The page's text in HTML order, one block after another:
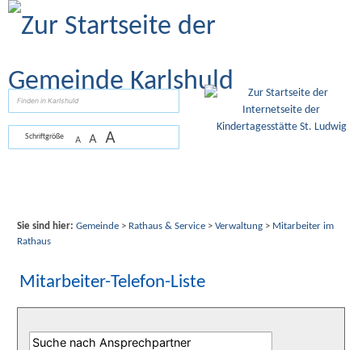
Zum Inhalt
Schriftgröße A A A
Sie sind hier: Gemeinde> Rathaus & Service> Verwaltung> Mitarbeiter im
Rathaus
Mitarbeiter-Telefon-Liste